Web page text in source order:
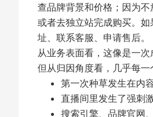
查品牌背景和价格；因为
或者去独立站完成购买。
址、联系客服、申请售后。
从业务表面看，这像是一次
但从归因角度看，几乎每一
第一次种草发生在内
直播间里发生了强刺
搜索引擎、品牌官网